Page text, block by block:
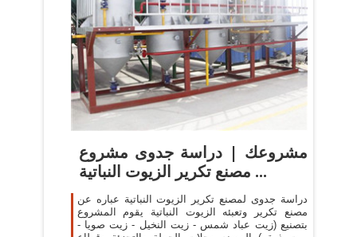
مشروعك | دراسة جدوى مشروع
مصنع تكرير الزيوت النباتية ...
دراسة جدوى لمصنع تكرير الزيوت النباتية عباره عن
مصنع تكرير وتعبئه الزيوت النباتية يقوم المشروع
بتصنيع (زيت عباد شمس - زيت النخيل - زيت صويا -